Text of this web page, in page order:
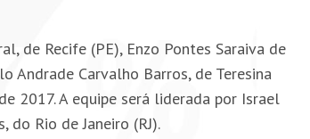
de Recife (PE), Enzo Pontes Saraiva de
Andrade Carvalho Barros, de Teresina
2017. A equipe será liderada por Israel
Rio de Janeiro (RJ).